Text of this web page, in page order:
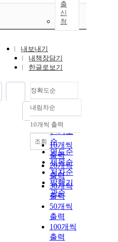
출
신
청
내보내기
내책장담기
한글로보기
정확도순
정확도
순
인기도
순
연도순
제목순
저자순
발행기
관순
내림차순
내림차순
10개씩 출력
10개씩
출력
20개씩
출력
30개씩
출력
50개씩
출력
100개씩
출력
조회